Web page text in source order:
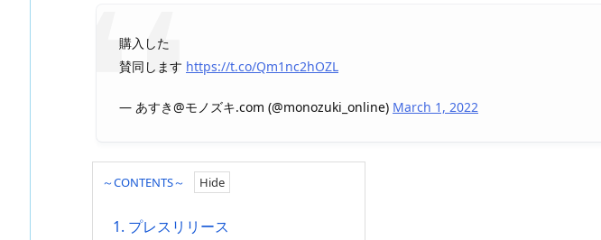
購入した
賛同します https://t.co/Qm1nc2hOZL
— あすき@モノズキ.com (@monozuki_online) March 1, 2022
～CONTENTS～
1. プレスリリース